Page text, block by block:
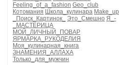
Feeling_of_a_fashion Geo_club
Котомания Школа_кулинара Make_up
_Поиск_Картинок_
Это_Смешно Я_-
_МАСТЕРИЦА
МОЙ_ЛИЧНЫЙ_ПОВАР
ЯРМАРКА_РУКОДЕЛИЯ
Моя_кулинарная_книга
ЗНАМЕНИЯ_АЛЛАХА
Только_для_мужчин